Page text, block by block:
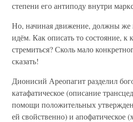
степени его антиподу внутри
Но, начиная движение, должны
идём. Как описать то состояние, к
стремиться? Сколь мало
сказать!
Дионисий Ареопагит разделил
катафатическое (описание
помощи положительных
ей свойственно) и апофатическое